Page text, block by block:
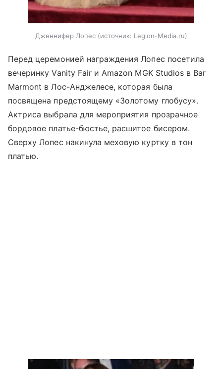
Дженнифер Лопес источник: Legion-Media.ru
Перед церемонией награждения Лопес посетила
вечеринку Vanity Fair и Amazon MGK Studios в Bar
Marmont в Лос-Анджелесе, которая была
посвящена предстоящему «Золотому глобусу».
Актриса выбрала для мероприятия прозрачное
бордовое платье-бюстье, расшитое бисером.
Сверху Лопес накинула меховую куртку в тон
платью.